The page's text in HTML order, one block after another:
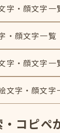
字・顔文字一
・顔文字一覧
字・顔文字一
文字・顔文字
コピペ